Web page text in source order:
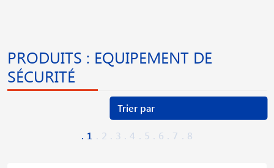
PRODUITS : EQUIPEMENT DE
SÉCURITÉ
1 2 3 4 5 6 7 8